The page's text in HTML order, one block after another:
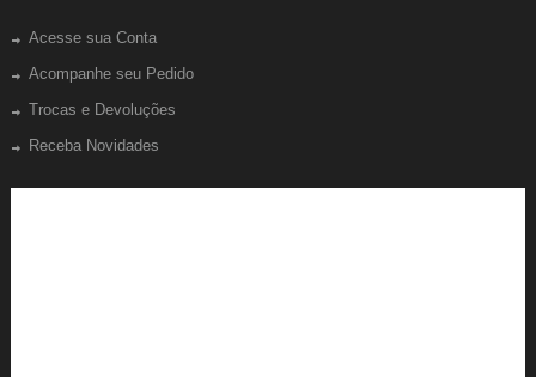
Acesse sua Conta
Acompanhe seu Pedido
Trocas e Devoluções
Receba Novidades